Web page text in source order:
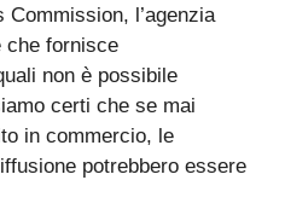
Commission, l’agenzia
che fornisce
non è possibile
certi che se mai
in commercio, le
potrebbero essere